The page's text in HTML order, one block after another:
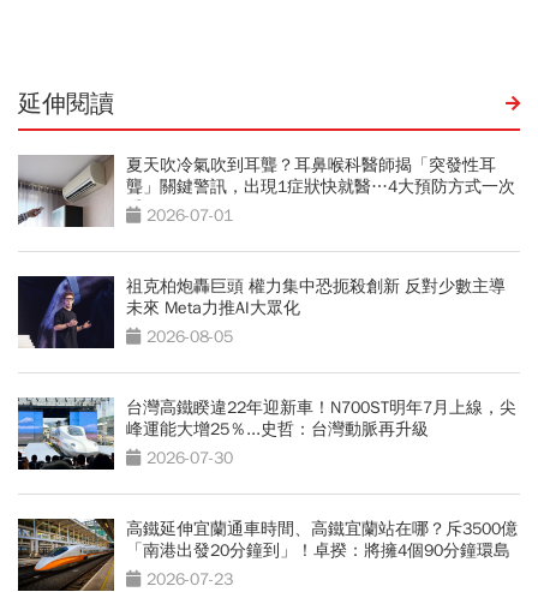
延伸閱讀
夏天吹冷氣吹到耳聾？耳鼻喉科醫師揭「突發性耳
聾」關鍵警訊，出現1症狀快就醫…4大預防方式一次
看 2026-07-01
祖克柏炮轟巨頭 權力集中恐扼殺創新 反對少數主導
未來 Meta力推AI大眾化
2026-08-05
台灣高鐵睽違22年迎新車！N700ST明年7月上線，尖
峰運能大增25％...史哲：台灣動脈再升級
2026-07-30
高鐵延伸宜蘭通車時間、高鐵宜蘭站在哪？斥3500億
「南港出發20分鐘到」！卓揆：將擁4個90分鐘環島
網 2026-07-23